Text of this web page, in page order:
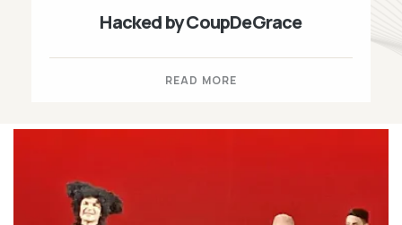
Hacked by CoupDeGrace
READ MORE